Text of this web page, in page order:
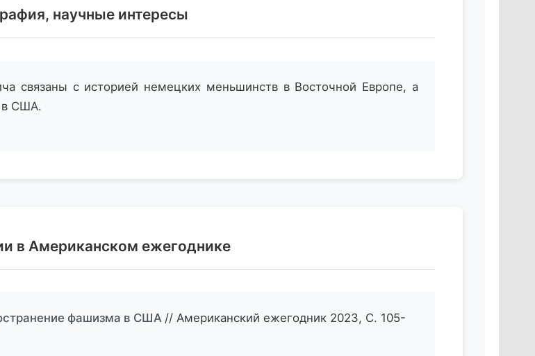
научные интересы
связаны с историей немецких меньшинств в Восточной Европе, а
в США.
в Американском ежегоднике
фашизма в США // Американский ежегодник 2023, С. 105-